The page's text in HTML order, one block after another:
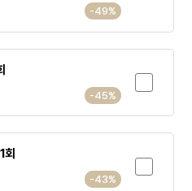
-49%
-45%
회
-43%